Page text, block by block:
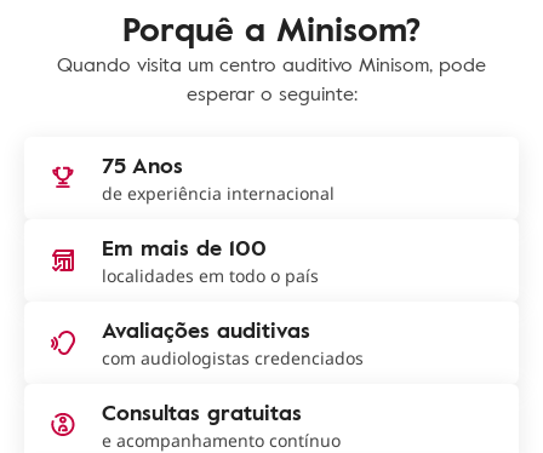
Porquê a Minisom?
Quando visita um centro auditivo Minisom, pode
esperar o seguinte:
75 Anos
de experiência internacional
Em mais de 100
localidades em todo o país
Avaliações auditivas
com audiologistas credenciados
Consultas gratuitas
e acompanhamento contínuo